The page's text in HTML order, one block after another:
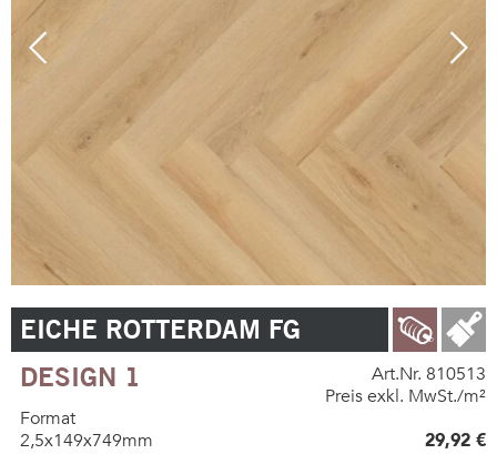
EICHE ROTTERDAM FG
DESIGN 1
Art.Nr. 810513
Preis exkl. MwSt./m²
Format
2,5x149x749mm
29,92 €